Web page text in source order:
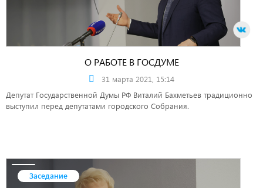
О РАБОТЕ В ГОСДУМЕ
31 марта 2021, 15:14
Депутат Государственной Думы РФ Виталий Бахметьев традиционно
выступил перед депутатами городского Собрания.
Заседание